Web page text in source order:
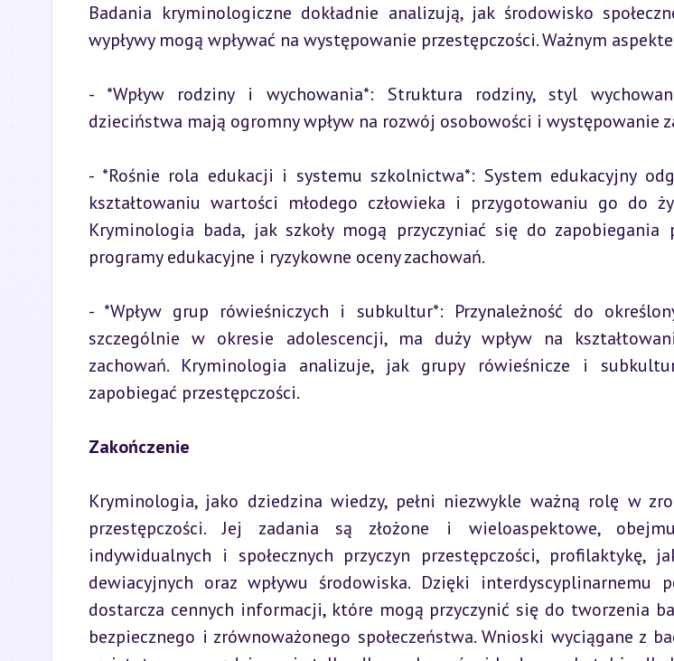
Badania kryminologiczne dokładnie analizują, jak środowisko
wypływy mogą wpływać na występowanie przestępczości. Ważnym
- *Wpływ rodziny i wychowania*: Struktura rodziny, styl
dzieciństwa mają ogromny wpływ na rozwój osobowości i występowanie
- *Rośnie rola edukacji i systemu szkolnictwa*: System edukacyjny
kształtowaniu wartości młodego człowieka i przygotowaniu go do
Kryminologia bada, jak szkoły mogą przyczyniać się do zapobiegania
programy edukacyjne i ryzykowne oceny zachowań.
- *Wpływ grup rówieśniczych i subkultur*: Przynależność do
szczególnie w okresie adolescencji, ma duży wpływ na
zachowań. Kryminologia analizuje, jak grupy rówieśnicze i
zapobiegać przestępczości.
Zakończenie
Kryminologia, jako dziedzina wiedzy, pełni niezwykle ważną rolę w
przestępczości. Jej zadania są złożone i wieloaspektowe,
indywidualnych i społecznych przyczyn przestępczości, profilaktykę,
dewiacyjnych oraz wpływu środowiska. Dzięki interdyscyplinarnemu
dostarcza cennych informacji, które mogą przyczynić się do tworzenia
bezpiecznego i zrównoważonego społeczeństwa. Wnioski wyciągane z